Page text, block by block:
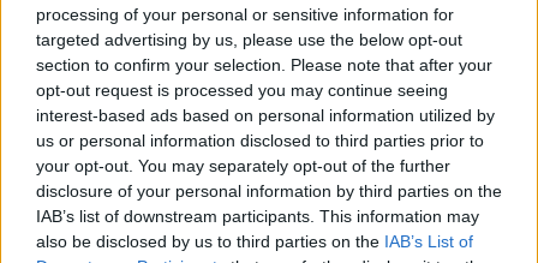
processing of your personal or sensitive information for
targeted advertising by us, please use the below opt-out
section to confirm your selection. Please note that after your
opt-out request is processed you may continue seeing
interest-based ads based on personal information utilized by
us or personal information disclosed to third parties prior to
your opt-out. You may separately opt-out of the further
disclosure of your personal information by third parties on the
IAB’s list of downstream participants. This information may
also be disclosed by us to third parties on the IAB’s List of
KARMAN S.R.L. 5-10 milioni Fossombrone
MANIFATTURE
DEL
MONTEFELTRO
S.R.L.
5-10 milioni Fossombrone
INOVA S.R.L. 2-5 milioni Fossombrone